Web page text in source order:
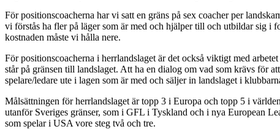
För positionscoacherna har vi satt en gräns på sex coacher per
vi förstås ha fler på läger som är med och hjälper till och utbildar sig i
kostnaden måste vi hålla nere.
För positionscoacherna i herrlandslaget är det också viktigt med
står på gränsen till landslaget. Att ha en dialog om vad som krävs för
spelare/ledare ute i lagen som är med och säljer in landslaget i
Målsättningen för herrlandslaget är topp 3 i Europa och topp 5 i
utanför Sveriges gränser, som i GFL i Tyskland och i nya European
som spelar i USA vore steg två och tre.